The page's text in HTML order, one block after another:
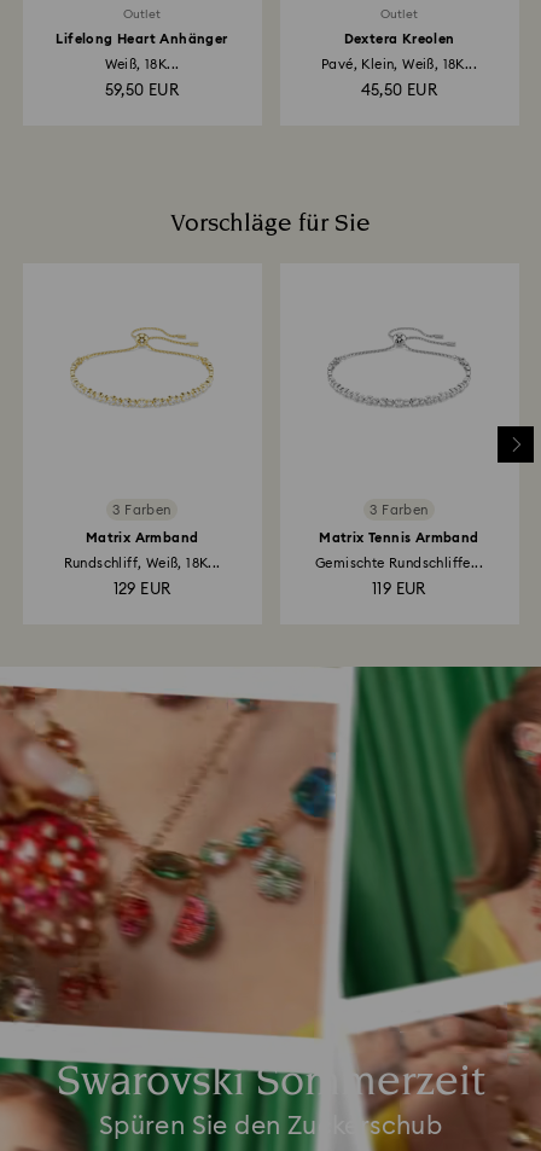
Outlet
Lifelong Heart Anhänger
Weiß, 18K...
59,50 EUR
Outlet
Dextera Kreolen
Pavé, Klein, Weiß, 18K...
45,50 EUR
Vorschläge für Sie
3 Farben
Matrix Armband
Rundschliff, Weiß, 18K...
129 EUR
3 Farben
Matrix Tennis Armband
Gemischte Rundschliffe...
119 EUR
Swarovski Sommerzeit
Spüren Sie den Zuckerschub